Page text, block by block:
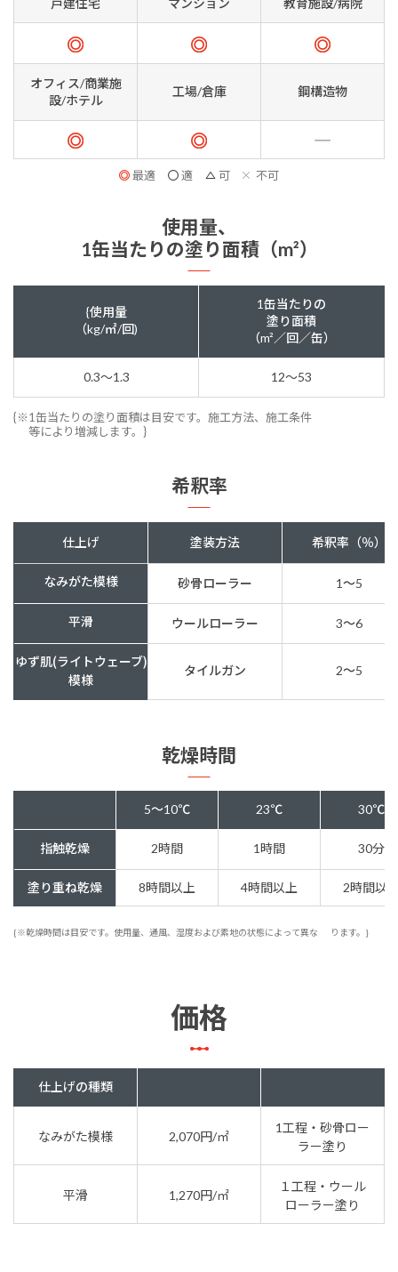
戸建住宅 マンション 教育施設/病院
オフィス/商業施
設/ホテル
工場/倉庫 鋼構造物
最適 適 可 不可
使用量、
1缶当たりの塗り面積（m²）
{使用量
（kg/㎡/回)
1缶当たりの
塗り面積
（m²／回／缶）
0.3～1.3 12～53
{※1缶当たりの塗り面積は目安です。施工方法、施工条件
等により増減します。}
希釈率
仕上げ 塗装方法 希釈率（％）
なみがた模様 砂骨ローラー 1〜5
平滑 ウールローラー 3〜6
ゆず肌(ライトウェーブ)
模様
タイルガン 2〜5
乾燥時間
5～10℃ 23℃ 30℃
指触乾燥 2時間 1時間 30分
塗り重ね乾燥 8時間以上 4時間以上 2時間以
{※乾燥時間は目安です。使用量、通風、湿度および素地の状態によって異な ります。}
価格
仕上げの種類
なみがた模様 2,070円/㎡
1工程・砂骨ロー
ラー塗り
平滑 1,270円/㎡
１工程・ウール
ローラー塗り